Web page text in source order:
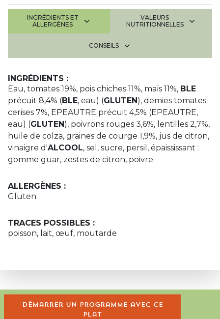
INGRÉDIENTS ET
ALLERGÈNES
VALEURS
NUTRITIONNELLES
CONSEILS
INGRÉDIENTS :
Eau, tomates 19%, pois chiches 11%, maïs 11%, BLE
précuit 8,4% (BLE, eau) (GLUTEN), demies tomates
cerises 7%, EPEAUTRE précuit 4,5% (EPEAUTRE,
eau) (GLUTEN), poivrons rouges 3,6%, lentilles 2,7%,
huile de colza, graines de courge 1,9%, jus de citron,
vinaigre d'ALCOOL, sel, sucre, persil, épaississant :
gomme guar, zestes de citron, poivre.
ALLERGÈNES :
Gluten
TRACES POSSIBLES :
poisson, lait, œuf, moutarde
Démarrer un programme avec ce
plat